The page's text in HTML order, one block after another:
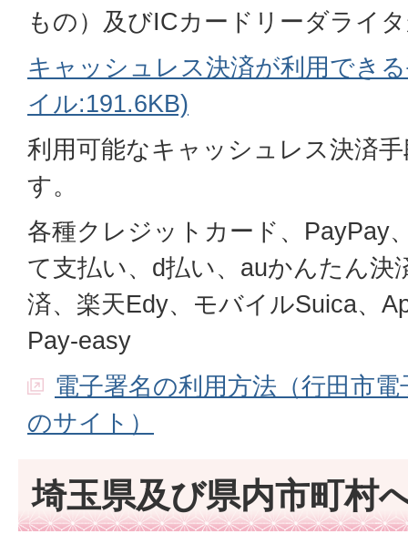
もの）及びICカードリーダライ
キャッシュレス決済が利用でき
イル:191.6KB)
利用可能なキャッシュレス決済
す。
各種クレジットカード、PayPay
て支払い、d払い、auかんたん決
済、楽天Edy、モバイルSuica、
Pay-easy
電子署名の利用方法（行田市
のサイト）
埼玉県及び県内市町村